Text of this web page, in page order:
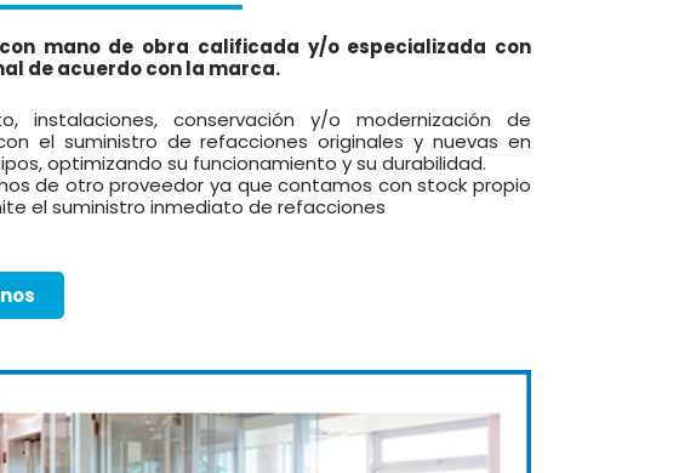
mano de obra calificada y/o especializada con
de acuerdo con la marca.
instalaciones, conservación y/o modernización de
el suministro de refacciones originales y nuevas en
optimizando su funcionamiento y su durabilidad.
de otro proveedor ya que contamos con stock propio
el suministro inmediato de refacciones